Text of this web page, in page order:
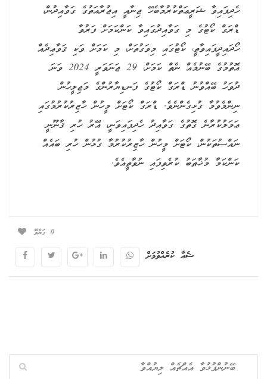
ހެދިފައިވާ ޝަރީޢަތްކުރުމާބެހޭ ޖިނާއީ އިޖުރާއަތުގެ ގަވާއިދުން،
ޑްރަގް ކޯޓުގެ މި ގަވާއިދުގައިވާ ކަންކަމަށް ފަރުވާ
ހޯދައިދީފައިވާތީ، ކޯޓުގައި މިވަގުތަށް، މި ކަމަށް ވަކި ޤަވާޢިދެއް
އޮތުމުގެ ބޭނުމެއް ނެތް ކަމަށް، 29 ޖަނަވަރީ 2024 ވަނަ
ދުވަހު ބޭއްވުނު ޑްރަގް ކޯޓުގެ ފަނޑިޔާރުންގެ މަޖިލީހުން
ނިންމެވުމާ ގުޅިގެންނެވެ. ޑްރަގް ކޯޓަށް މީހުން ހާޒިރުކުރުމުގައި
ޢަމަލުކުރާނެ ގޮތުގެ ގަވާއިދު ހެދިފައިވަނީ، އޭރު ހުރި ޤާނޫނީ
ނައްޞުތަކުން، ކޯޓަށް މީހުން ހާޒިރުކުރުމާ ގުޅުން ހުރި ބައެއް
ކަންކަމާ މުޚާޠަބު ކުރެވިފައި ނުވާތީއެވެ.
0 ގަޔާވޭ
ޝެއާ ކުރެއްވުމަށް